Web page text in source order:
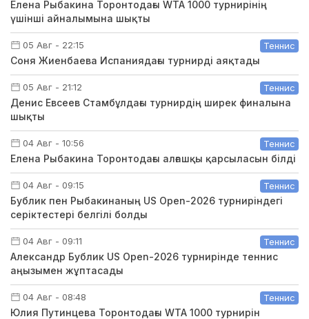
Елена Рыбакина Торонтодағы WTA 1000 турнирінің
үшінші айналымына шықты
05 Авг - 22:15 Теннис
Соня Жиенбаева Испаниядағы турнирді аяқтады
05 Авг - 21:12 Теннис
Денис Евсеев Стамбұлдағы турнирдің ширек финалына
шықты
04 Авг - 10:56 Теннис
Елена Рыбакина Торонтодағы алғашқы қарсыласын білді
04 Авг - 09:15 Теннис
Бублик пен Рыбакинаның US Open-2026 турниріндегі
серіктестері белгілі болды
04 Авг - 09:11 Теннис
Александр Бублик US Open-2026 турнирінде теннис
аңызымен жұптасады
04 Авг - 08:48 Теннис
Юлия Путинцева Торонтодағы WTA 1000 турнирін